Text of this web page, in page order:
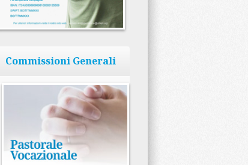
Commissioni Generali